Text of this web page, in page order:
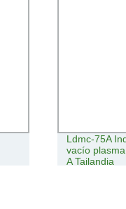
Ldmc-75A
vacío
A Tailandia